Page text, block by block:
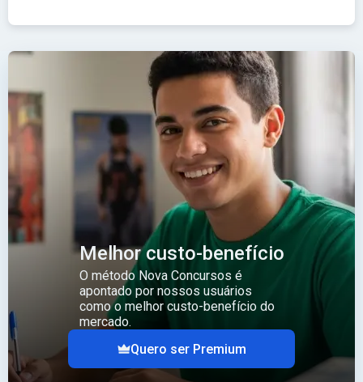
Melhor custo-benefício
O método Nova Concursos é
apontado por nossos usuários
como o melhor custo-benefício do
mercado.
Quero ser Premium